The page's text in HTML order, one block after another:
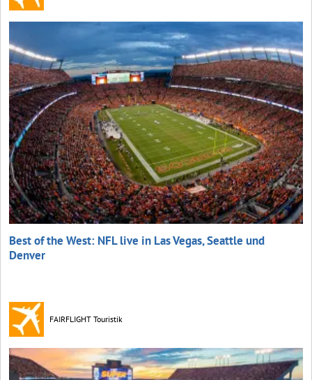
Best of the West: NFL live in Las Vegas, Seattle und
Denver
FAIRFLIGHT Touristik